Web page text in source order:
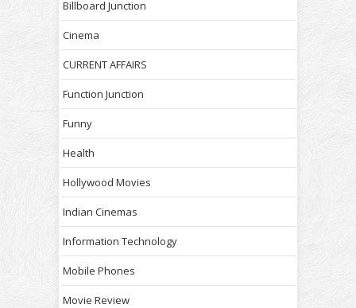
Billboard Junction
Cinema
CURRENT AFFAIRS
Function Junction
Funny
Health
Hollywood Movies
Indian Cinemas
Information Technology
Mobile Phones
Movie Review